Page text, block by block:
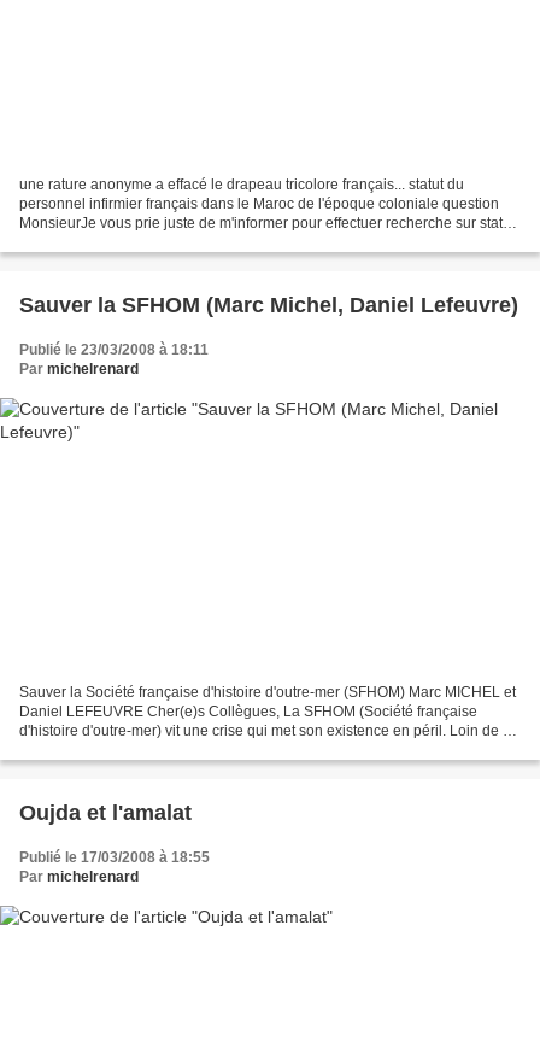
une rature anonyme a effacé le drapeau tricolore français... statut du
personnel infirmier français dans le Maroc de l'époque coloniale question
MonsieurJe vous prie juste de m'informer pour effectuer recherche sur statut
Sauver la SFHOM (Marc Michel, Daniel Lefeuvre)
Publié le 23/03/2008 à 18:11
Par michelrenard
Sauver la Société française d'histoire d'outre-mer (SFHOM) Marc MICHEL et
Daniel LEFEUVRE Cher(e)s Collègues, La SFHOM (Société française
d'histoire d'outre-mer) vit une crise qui met son existence en péril. Loin de se
Oujda et l'amalat
Publié le 17/03/2008 à 18:55
Par michelrenard